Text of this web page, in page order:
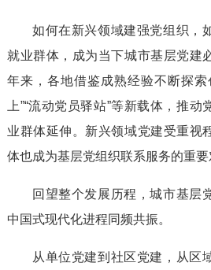
如何在新兴领域建强党组织，
就业群体，成为当下城市基层党建
年来，各地借鉴成熟经验不断探索
上”“流动党员驿站”等新载体，推
业群体延伸。新兴领域党建受重视
体也成为基层党组织联系服务的重要
回望整个发展历程，城市基层
中国式现代化进程同频共振。
从单位党建到社区党建，从区